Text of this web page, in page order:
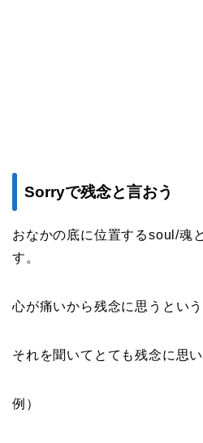
Sorryで残念と言おう
おなかの底に位置するsoul/魂
す。
心が痛いから残念に思うという
それを聞いてとても残念に思い
例）